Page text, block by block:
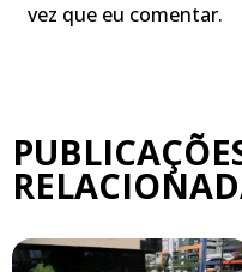
vez que eu comentar.